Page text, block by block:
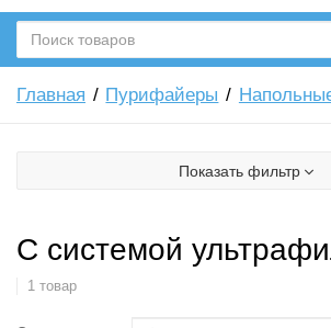
Главная Пурифайеры
Показать фильтр
С системой
1 товар